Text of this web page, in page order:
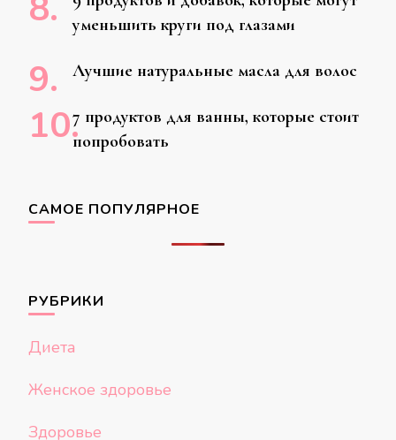
уменьшить круги под глазами
Лучшие натуральные масла для волос
7 продуктов для ванны, которые стоит
попробовать
САМОЕ ПОПУЛЯРНОЕ
РУБРИКИ
Диета
Женское здоровье
Здоровье